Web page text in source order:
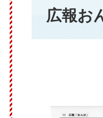
広報お